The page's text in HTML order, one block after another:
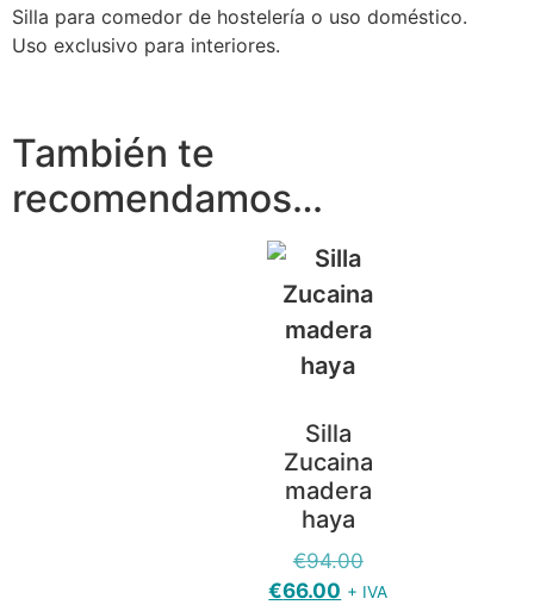
Silla para comedor de hostelería o uso doméstico.
Uso exclusivo para interiores.
También te
recomendamos…
Silla
Zucaina
madera
haya
€94.00
€66.00 + IVA